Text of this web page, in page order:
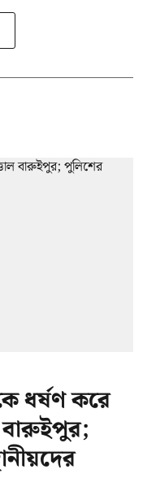
ধর্ষণ করে